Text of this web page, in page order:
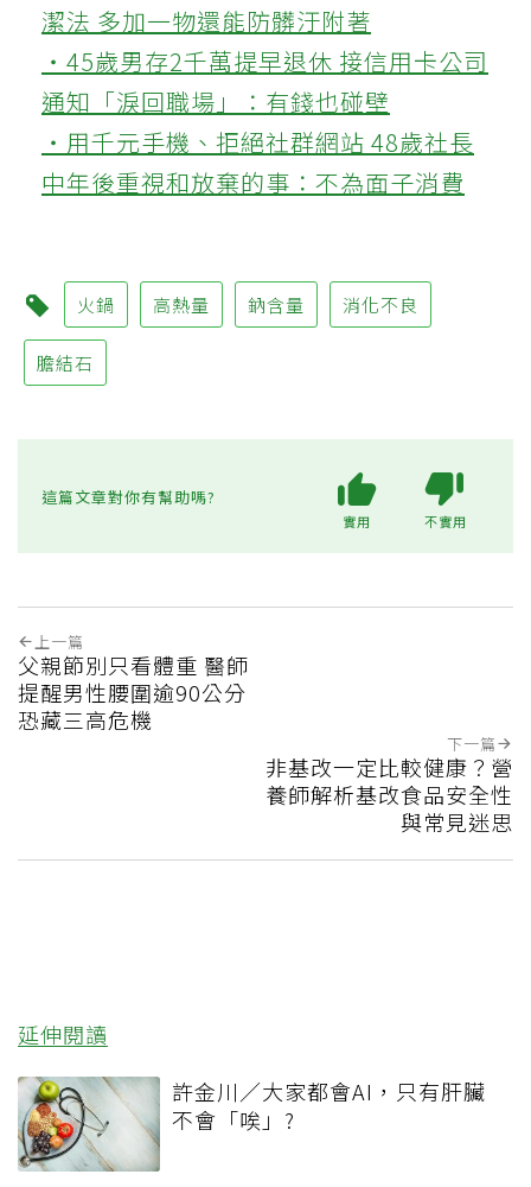
潔法 多加一物還能防髒汙附著
‧45歲男存2千萬提早退休 接信用卡公司
通知「淚回職場」：有錢也碰壁
‧用千元手機、拒絕社群網站 48歲社長
中年後重視和放棄的事：不為面子消費
火鍋 高熱量 鈉含量 消化不良
膽結石
這篇文章對你有幫助嗎?
實用 不實用
上一篇
父親節別只看體重 醫師
提醒男性腰圍逾90公分
恐藏三高危機
下一篇
非基改一定比較健康？營
養師解析基改食品安全性
與常見迷思
延伸閱讀
許金川／大家都會AI，只有肝臟
不會「唉」?